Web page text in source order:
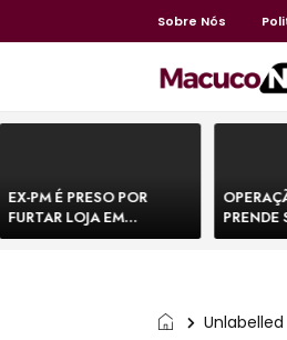
Sobre Nós
EX-PM É PRESO POR
FURTAR LOJA EM
SHOPPING NA BAHIA E
PRENDE
DE
Unlabelled